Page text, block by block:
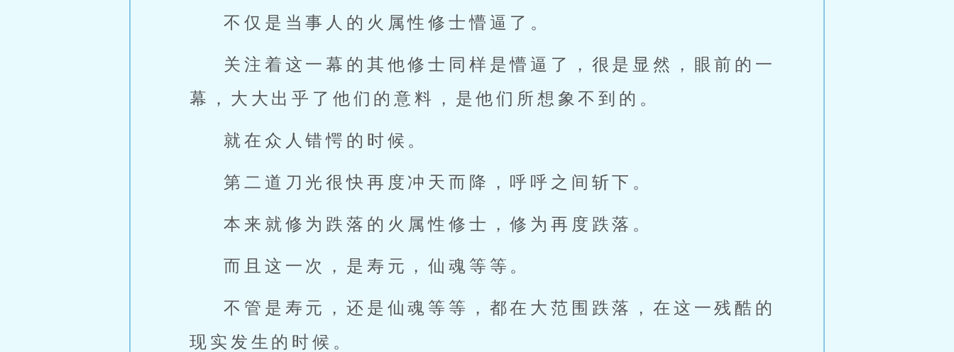
不仅是当事人的火属性修士懵逼了。
关注着这一幕的其他修士同样是懵逼了，很是显然，眼前的一
幕，大大出乎了他们的意料，是他们所想象不到的。
就在众人错愕的时候。
第二道刀光很快再度冲天而降，呼呼之间斩下。
本来就修为跌落的火属性修士，修为再度跌落。
而且这一次，是寿元，仙魂等等。
不管是寿元，还是仙魂等等，都在大范围跌落，在这一残酷的
现实发生的时候。